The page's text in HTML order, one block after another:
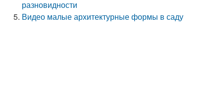
разновидности
Видео малые архитектурные формы в саду